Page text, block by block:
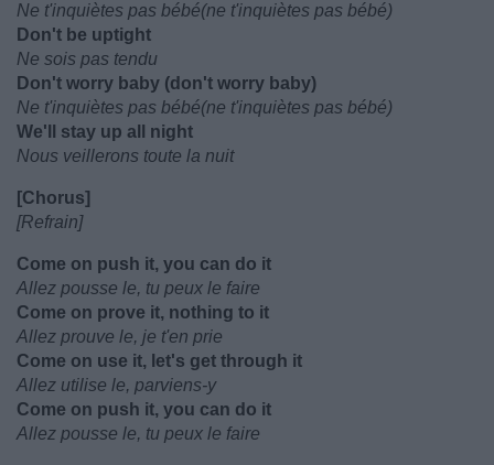
Ne t'inquiètes pas bébé(ne t'inquiètes pas bébé)
Don't be uptight
Ne sois pas tendu
Don't worry baby (don't worry baby)
Ne t'inquiètes pas bébé(ne t'inquiètes pas bébé)
We'll stay up all night
Nous veillerons toute la nuit
[Chorus]
[Refrain]
Come on push it, you can do it
Allez pousse le, tu peux le faire
Come on prove it, nothing to it
Allez prouve le, je t'en prie
Come on use it, let's get through it
Allez utilise le, parviens-y
Come on push it, you can do it
Allez pousse le, tu peux le faire